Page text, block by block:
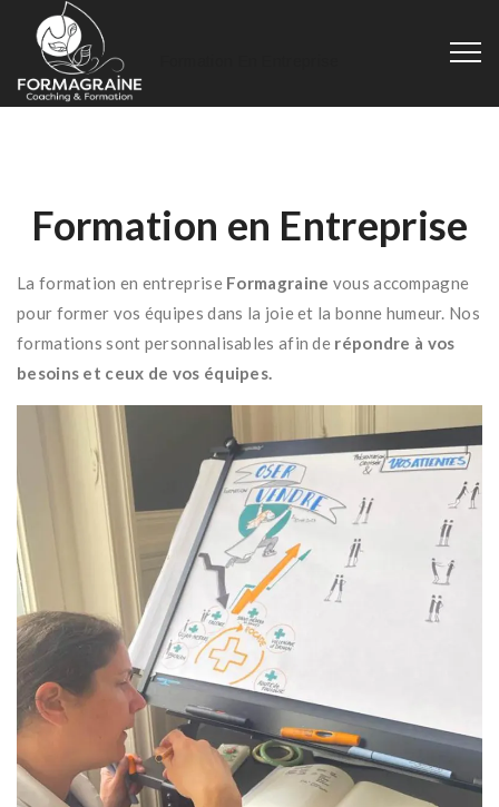
Formation en Entreprise
La formation en entreprise Formagraine vous accompagne
pour former vos équipes dans la joie et la bonne humeur. Nos
formations sont personnalisables afin de répondre à vos
besoins et ceux de vos équipes.